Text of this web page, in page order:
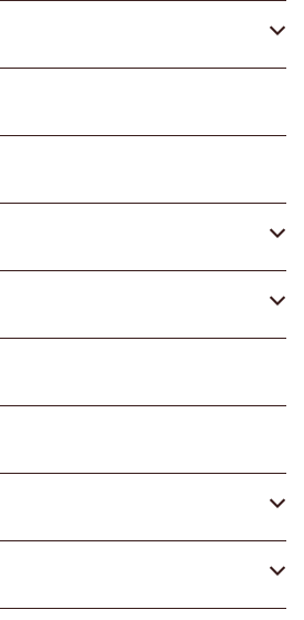
グテーブル
ル
ンド
ァニチャー